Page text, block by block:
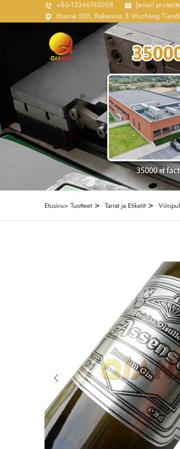
+86-13346185958
[email
Huone 505, Rakennus 3 Wuchang
Etusivu> Tuotteet > Tarrat ja Etiketit >